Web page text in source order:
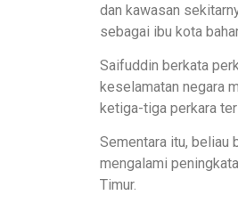
dan kawasan
sebagai ibu kota
Saifuddin berkata
keselamatan negara
ketiga-tiga perkara
Sementara itu, beliau
mengalami
Timur.